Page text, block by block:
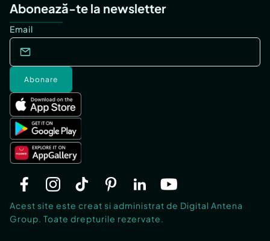
Abonează-te la newsletter
Email
Abonare
Acest site este creat si administrat de Digital Antena
Group. Toate drepturile rezervate.